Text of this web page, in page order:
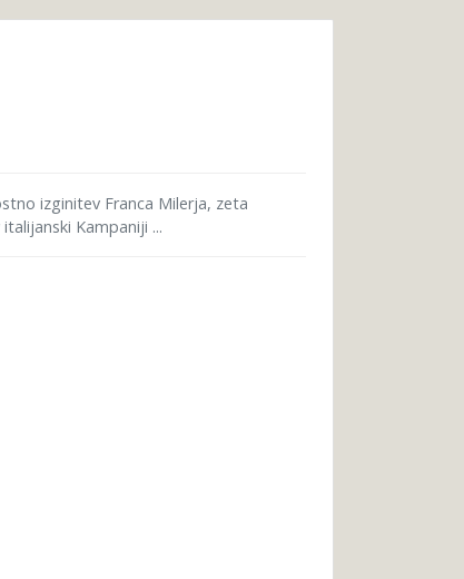
izginitev Franca Milerja, zeta
Kampaniji ...